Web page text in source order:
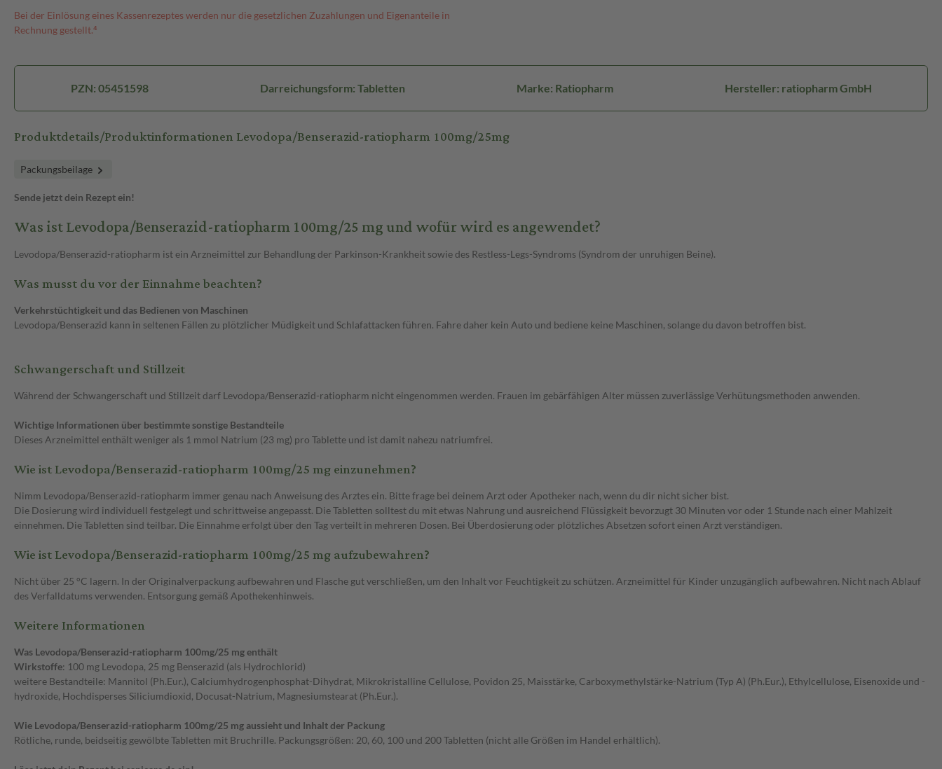
Bei der Einlösung eines Kassenrezeptes werden nur die gesetzlichen Zuzahlungen und Eigenanteile in
Rechnung gestellt.⁴
PZN: 05451598 Darreichungsform: Tabletten Marke: Ratiopharm Hersteller: ratiopharm GmbH
Produktdetails/Produktinformationen Levodopa/Benserazid-ratiopharm 100mg/25mg
Packungsbeilage
Sende jetzt dein Rezept ein!
Was ist Levodopa/Benserazid-ratiopharm 100mg/25 mg und wofür wird es angewendet?
Levodopa/Benserazid-ratiopharm ist ein Arzneimittel zur Behandlung der Parkinson-Krankheit sowie des Restless-Legs-Syndroms (Syndrom der unruhigen Beine).
Was musst du vor der Einnahme beachten?
Verkehrstüchtigkeit und das Bedienen von Maschinen
Levodopa/Benserazid kann in seltenen Fällen zu plötzlicher Müdigkeit und Schlafattacken führen. Fahre daher kein Auto und bediene keine Maschinen, solange du davon betroffen bist.
Schwangerschaft und Stillzeit
Während der Schwangerschaft und Stillzeit darf Levodopa/Benserazid-ratiopharm nicht eingenommen werden. Frauen im gebärfähigen Alter müssen zuverlässige Verhütungsmethoden anwenden.
Wichtige Informationen über bestimmte sonstige Bestandteile
Dieses Arzneimittel enthält weniger als 1 mmol Natrium (23 mg) pro Tablette und ist damit nahezu natriumfrei.
Wie ist Levodopa/Benserazid-ratiopharm 100mg/25 mg einzunehmen?
Nimm Levodopa/Benserazid-ratiopharm immer genau nach Anweisung des Arztes ein. Bitte frage bei deinem Arzt oder Apotheker nach, wenn du dir nicht sicher bist.
Die Dosierung wird individuell festgelegt und schrittweise angepasst. Die Tabletten solltest du mit etwas Nahrung und ausreichend Flüssigkeit bevorzugt 30 Minuten vor oder 1 Stunde nach einer Mahlzeit
einnehmen. Die Tabletten sind teilbar. Die Einnahme erfolgt über den Tag verteilt in mehreren Dosen. Bei Überdosierung oder plötzliches Absetzen sofort einen Arzt verständigen.
Wie ist Levodopa/Benserazid-ratiopharm 100mg/25 mg aufzubewahren?
Nicht über 25 °C lagern. In der Originalverpackung aufbewahren und Flasche gut verschließen, um den Inhalt vor Feuchtigkeit zu schützen. Arzneimittel für Kinder unzugänglich aufbewahren. Nicht nach Ablauf
des Verfalldatums verwenden. Entsorgung gemäß Apothekenhinweis.
Weitere Informationen
Was Levodopa/Benserazid-ratiopharm 100mg/25 mg enthält
Wirkstoffe: 100 mg Levodopa, 25 mg Benserazid (als Hydrochlorid)
weitere Bestandteile: Mannitol (Ph.Eur.), Calciumhydrogenphosphat-Dihydrat, Mikrokristalline Cellulose, Povidon 25, Maisstärke, Carboxymethylstärke-Natrium (Typ A) (Ph.Eur.), Ethylcellulose, Eisenoxide und -
hydroxide, Hochdisperses Siliciumdioxid, Docusat-Natrium, Magnesiumstearat (Ph.Eur.).
Wie Levodopa/Benserazid-ratiopharm 100mg/25 mg aussieht und Inhalt der Packung
Rötliche, runde, beidseitig gewölbte Tabletten mit Bruchrille. Packungsgrößen: 20, 60, 100 und 200 Tabletten (nicht alle Größen im Handel erhältlich).